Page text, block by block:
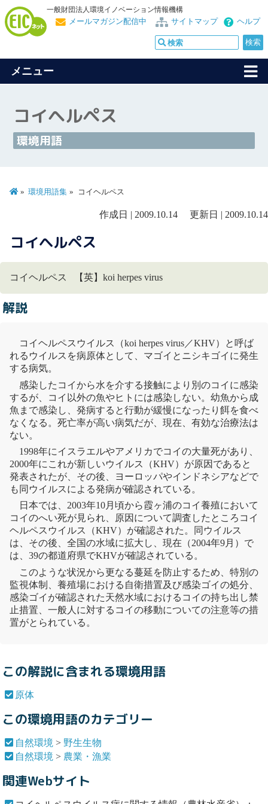
一般財団法人環境イノベーション情報機構
ヘルプ
サイトマップ
メールマガジン配信中
メニュー
コイヘルペス
環境用語
環境用語集 コイヘルペス
作成日 | 2009.10.14 更新日 | 2009.10.14
コイヘルペス
コイヘルペス 【英】koi herpes virus
解説
コイヘルペスウイルス（koi herpes virus／KHV）と呼ば
れるウイルスを病原体として、マゴイとニシキゴイに発生
する病気。
感染したコイから水を介する接触により別のコイに感染
するが、コイ以外の魚やヒトには感染しない。幼魚から成
魚まで感染し、発病すると行動が緩慢になったり餌を食べ
なくなる。死亡率が高い病気だが、現在、有効な治療法は
ない。
1998年にイスラエルやアメリカでコイの大量死があり、
2000年にこれが新しいウイルス（KHV）が原因であると
発表されたが、その後、ヨーロッパやインドネシアなどで
も同ウイルスによる発病が確認されている。
日本では、2003年10月頃から霞ヶ浦のコイ養殖において
コイのへい死が見られ、原因について調査したところコイ
ヘルペスウイルス（KHV）が確認された。同ウイルス
は、その後、全国の水域に拡大し、現在（2004年9月）で
は、39の都道府県でKHVが確認されている。
このような状況から更なる蔓延を防止するため、特別の
監視体制、養殖場における自衛措置及び感染ゴイの処分、
感染ゴイが確認された天然水域におけるコイの持ち出し禁
止措置、一般人に対するコイの移動についての注意等の措
置がとられている。
この解説に含まれる環境用語
原体
この環境用語のカテゴリー
自然環境 > 野生生物
自然環境 > 農業・漁業
関連Webサイト